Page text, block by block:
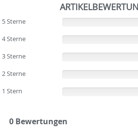
5 Sterne
4 Sterne
3 Sterne
2 Sterne
1 Stern
0 Bewertungen